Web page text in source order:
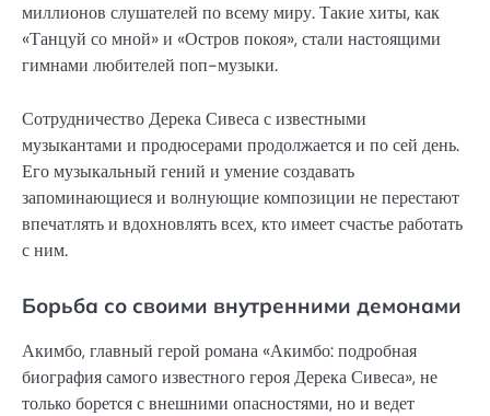
миллионов слушателей по всему миру. Такие хиты, как
«Танцуй со мной» и «Остров покоя», стали настоящими
гимнами любителей поп-музыки.
Сотрудничество Дерека Сивеса с известными
музыкантами и продюсерами продолжается и по сей день.
Его музыкальный гений и умение создавать
запоминающиеся и волнующие композиции не перестают
впечатлять и вдохновлять всех, кто имеет счастье работать
с ним.
Борьба со своими внутренними демонами
Акимбо, главный герой романа «Акимбо: подробная
биография самого известного героя Дерека Сивеса», не
только борется с внешними опасностями, но и ведет